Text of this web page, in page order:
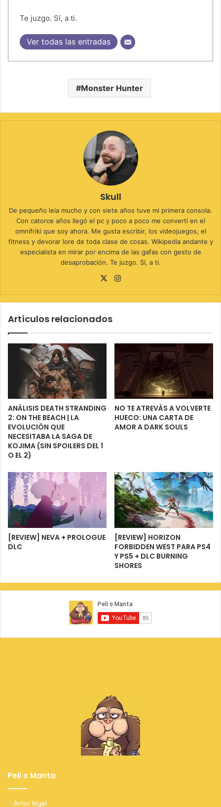
Te juzgo. Sí, a ti.
Ver todas las entradas
Monster Hunter
Skull
De pequeño leía mucho y con siete años tuve mi primera consola.
Con catorce años llegó el pc y poco a poco me convertí en el
omnifriki que soy ahora. Me gusta escribir, los videojuegos, el
fitness y devorar lore de toda clase de cosas. Wikipedia andante y
especialista en mirar por encima de las gafas con gesto de
desaprobación. Te juzgo. Sí, a ti.
X
Artículos relacionados
ANÁLISIS DEATH STRANDING
2: ON THE BEACH | LA
EVOLUCIÓN QUE
NECESITABA LA SAGA DE
KOJIMA (SIN SPOILERS DEL 1
O EL 2)
NO TE ATREVÁS A VOLVERTE
HUECO: UNA CARTA DE
AMOR A DARK SOULS
[REVIEW] NEVA + PROLOGUE
DLC
[REVIEW] HORIZON
FORBIDDEN WEST PARA PS4
Y PS5 + DLC BURNING
SHORES
Peli o Manta
Aviso legal